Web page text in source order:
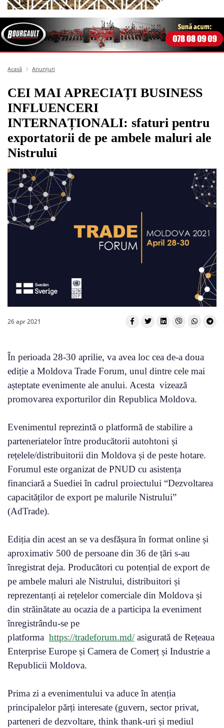
Acasă Anunțuri
CEI MAI APRECIAȚI BUSINESS
INFLUENCERI
INTERNAȚIONALI: sfaturi pentru
exportatorii de pe ambele maluri ale
Nistrului
26 apr 2021
În perioada 28-30 aprilie, va avea loc cea de-a doua
ediție a Moldova Trade Forum, unul dintre cele mai
așteptate evenimente ale anului. Acesta vizează
promovarea exporturilor din Republica Moldova.
Evenimentul reprezintă o platformă de stabilire a
parteneriatelor între producătorii autohtoni și
rețelele/distribuitorii din Moldova și de peste hotare.
Forumul este organizat de PNUD cu asistența
financiară a Suediei în cadrul proiectului “Dezvoltarea
capacităților de export pe malurile Nistrului”
(AdTrade).
Ediția din acest an se va desfășura în format online și
aproximativ 500 de persoane din 36 de țări s-au
înregistrat deja. Producători cu potențial de export de
pe ambele maluri ale Nistrului, distribuitori și
reprezentanți ai rețelelor comerciale din Moldova și
din străinătate au ocazia de a participa la eveniment
înregistrându-se pe
platforma https://tradeforum.md/asigurată de Rețeaua
Enterprise Europe și Camera de Comerț și Industrie a
Republicii Moldova.
Prima zi a evenimentului va aduce în atenția
principalelor părți interesate (guvern, sector privat,
parteneri de dezvoltare, think thank-uri și mediul